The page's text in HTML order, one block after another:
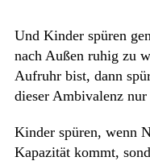
Und Kinder spüren
nach Außen ruhig zu
Aufruhr bist, dann
dieser Ambivalenz nur
Kinder spüren, wenn
Kapazität kommt,